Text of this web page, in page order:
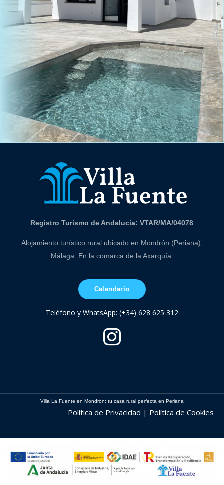
Registro Turismo de Andalucía: VTAR/MA/04078
Alojamiento turístico rural ubicado en Mondrón (Periana),
Málaga. En la comarca de la Axarquía.
Calendario
Teléfono y WhatsApp: (+34) 628 625 312
Villa La Fuente en Mondrón: tu casa rural perfecta en Periana
Política de Privacidad | Política de Cookies